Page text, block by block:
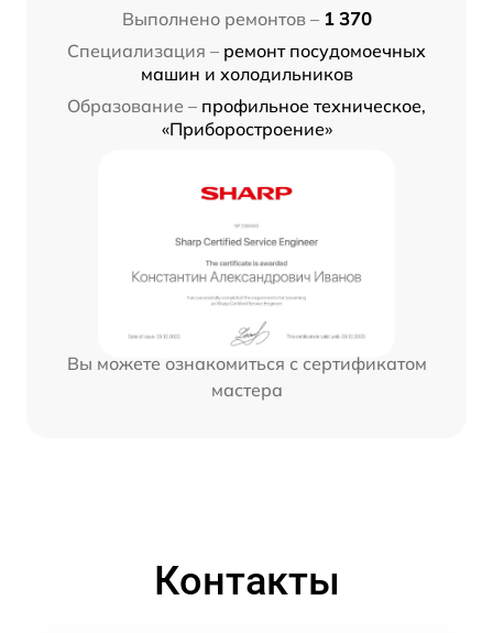
Выполнено ремонтов – 1 370
Специализация – ремонт посудомоечных
машин и холодильников
Образование – профильное техническое,
«Приборостроение»
Вы можете ознакомиться с сертификатом
мастера
Контакты